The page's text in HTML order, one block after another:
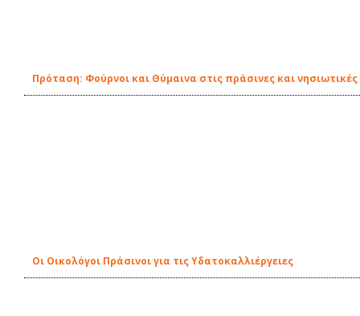
Πρόταση: Φούρνοι και Θύμαινα στις πράσινες και νησιωτικές
Οι Οικολόγοι Πράσινοι για τις Υδατοκαλλιέργειες